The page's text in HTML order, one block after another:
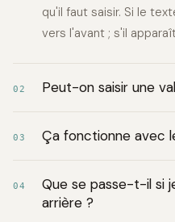
qu'il faut saisir. Si le
vers l'avant ; s'il
02 Peut-on saisir une
03 Ça fonctionne avec
04
Que se passe-t-il si
arrière ?